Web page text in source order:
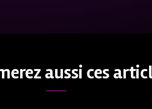
aussi ces